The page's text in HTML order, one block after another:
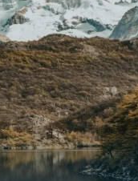
コンゴ共和国
捷克共和國
埃及